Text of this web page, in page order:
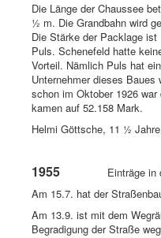
Die Länge der Chaussee
½ m. Die Grandbahn wird
Die Stärke der Packlage
Puls. Schenefeld hatte
Vorteil. Nämlich Puls hat
Unternehmer dieses
schon im Oktober 1926
kamen auf 52.158 Mark.
Helmi Göttsche, 11 ½
1955
Einträge in der
Am 15.7. hat der
Am 13.9. ist mit dem
Begradigung der Straße